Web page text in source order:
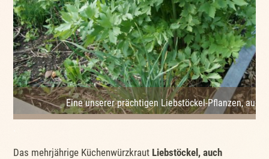
Eine unserer prächtigen Liebstöckel-Pflanzen, auch
Das mehrjährige Küchenwürzkraut Liebstöckel, auch